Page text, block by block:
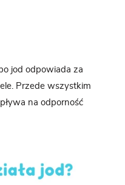
jod odpowiada za
Przede wszystkim
na odporność